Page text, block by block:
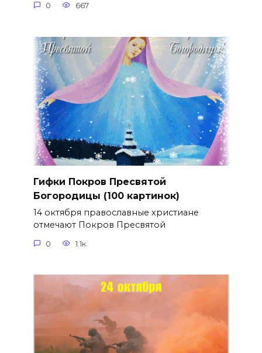
0 667
Гифки Покров Пресвятой
Богородицы (100 картинок)
14 октября православные христиане
отмечают Покров Пресвятой
0 1.1к.